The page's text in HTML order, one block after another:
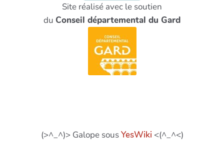
Site réalisé avec le soutien
du Conseil départemental du Gard
(>^_^)> Galope sousYesWiki <(^_^<)